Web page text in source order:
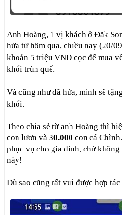
Anh Hoàng, 1 vị khách ở Đăk
hứa từ hôm qua, chiều nay (20/
khoản 5 triệu VND cọc để mua
khối trùn quế.
Và cũng như đã hứa, mình sẽ
khối.
Theo chia sẻ từ anh Hoàng thì
con lươn và30.000 con cá
phục vụ cho gia đình, chứ không
này!
Dù sao cũng rất vui được hợp